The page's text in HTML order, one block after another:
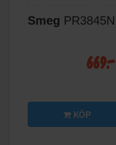
Smeg PR3845N
669:-
KÖP